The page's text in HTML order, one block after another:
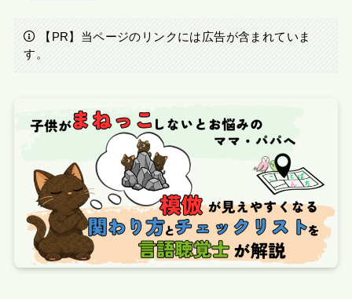
【PR】当ページのリンクには広告が含まれていま
す。